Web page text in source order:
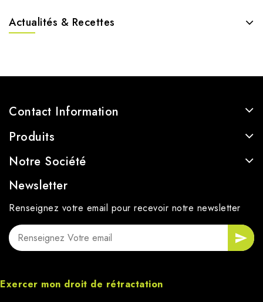
Actualités & Recettes
Contact Information
Produits
Notre Société
Newsletter
Renseignez votre email pour recevoir notre newsletter
Exercer mon droit de rétractation